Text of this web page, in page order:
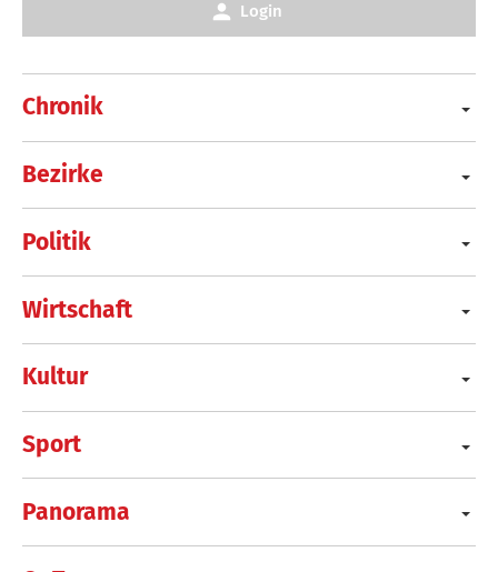
Chronik
Bezirke
Politik
Wirtschaft
Kultur
Sport
Panorama
Login